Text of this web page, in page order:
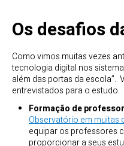
Os desafios
Como vimos muitas vezes
tecnologia digital nos
além das portas da escola”.
entrevistados para o estudo.
Formação de
Observatório em muitas
equipar os professores
proporcionar a seus